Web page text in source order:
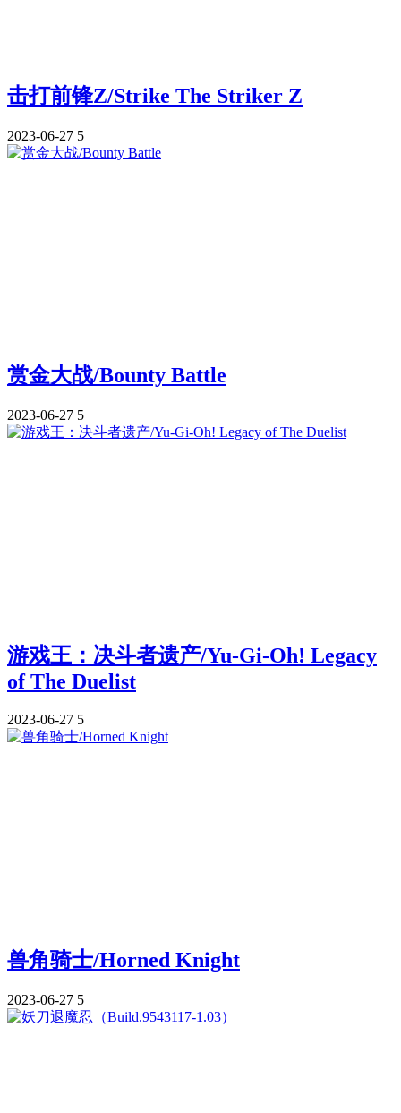
击打前锋Z/Strike The Striker Z
2023-06-27 5
赏金大战/Bounty Battle
2023-06-27 5
游戏王：决斗者遗产/Yu-Gi-Oh! Legacy
of The Duelist
2023-06-27 5
兽角骑士/Horned Knight
2023-06-27 5